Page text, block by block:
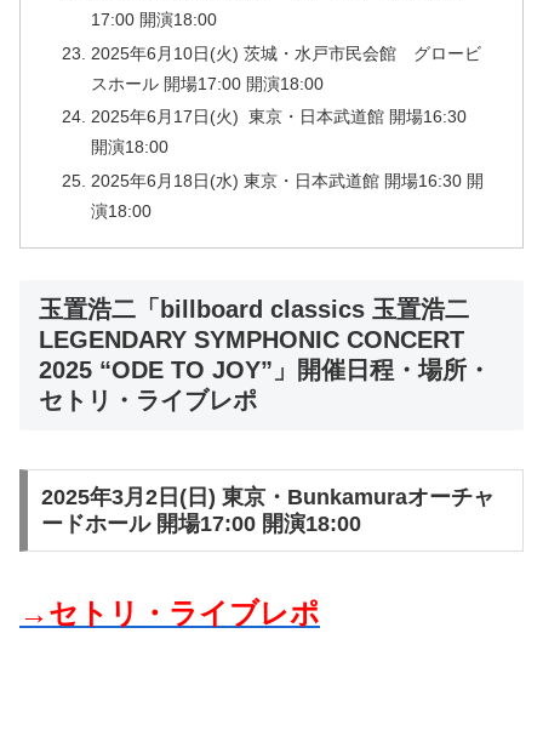
17:00 開演18:00
2025年6月10日(火) 茨城・水戸市民会館 グロービ
スホール 開場17:00 開演18:00
2025年6月17日(火) 東京・日本武道館 開場16:30
開演18:00
2025年6月18日(水) 東京・日本武道館 開場16:30 開
演18:00
玉置浩二「billboard classics 玉置浩二
LEGENDARY SYMPHONIC CONCERT
2025 “ODE TO JOY”」開催日程・場所・
セトリ・ライブレポ
2025年3月2日(日) 東京・Bunkamuraオーチャ
ードホール 開場17:00 開演18:00
→セトリ・ライブレポ